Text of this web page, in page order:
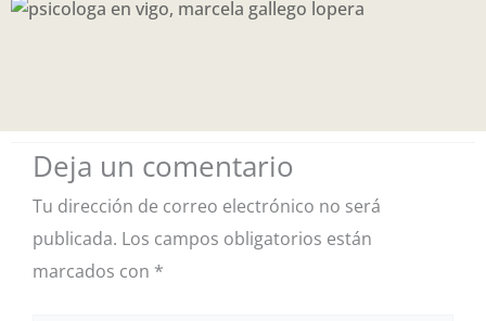
Deja un comentario
Tu dirección de correo electrónico no será
publicada. Los campos obligatorios están
marcados con *